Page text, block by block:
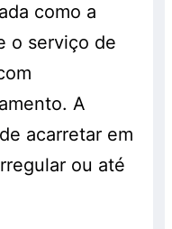
como a
o serviço de
A
acarretar em
ou até